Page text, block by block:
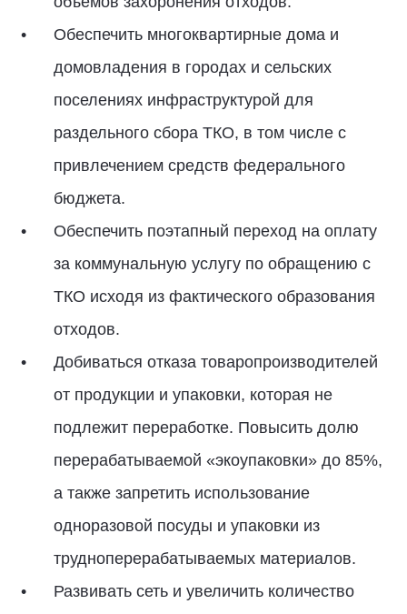
Обеспечить многоквартирные дома и
домовладения в городах и сельских
поселениях инфраструктурой для
раздельного сбора ТКО, в том числе с
привлечением средств федерального
бюджета.
Обеспечить поэтапный переход на оплату
за коммунальную услугу по обращению с
ТКО исходя из фактического образования
отходов.
Добиваться отказа товаропроизводителей
от продукции и упаковки, которая не
подлежит переработке. Повысить долю
перерабатываемой «экоупаковки» до 85%,
а также запретить использование
одноразовой посуды и упаковки из
трудноперерабатываемых материалов.
Развивать сеть и увеличить количество